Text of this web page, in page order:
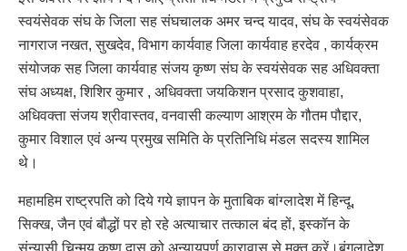
स्वयंसेवक संघ के जिला सह संघचालक अमर चन्द यादव, संघ के स्वयंसेवक
नागराज नखत, सुखदेव, विभाग कार्यवाह जिला कार्यवाह हरदेव , कार्यक्रम
संयोजक सह जिला कार्यवाह संजय कृष्ण संघ के स्वयंसेवक सह अधिवक्ता
संघ अध्यक्ष, शिशिर कुमार , अधिवक्ता जयकिशन प्रसाद कुशवाहा,
अधिवक्ता संजय श्रीवास्तव, वनवासी कल्याण आश्रम के गौतम पौद्दार,
कुमार विशाल एवं अन्य प्रमुख समिति के प्रतिनिधि मंडल सदस्य शामिल
थे।
महामहिम राष्ट्रपति को दिये गये ज्ञापन के मुताबिक बांग्लादेश में हिन्दू,
सिक्ख, जैन एवं बौद्धों पर हो रहे अत्याचार तत्काल बंद हों, इस्कॉन के